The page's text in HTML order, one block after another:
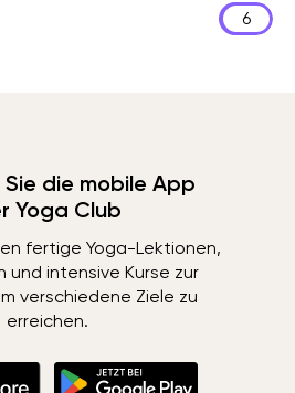
6
die mobile App
Yoga Club
fertige Yoga-Lektionen,
und intensive Kurse zur
verschiedene Ziele zu
erreichen.